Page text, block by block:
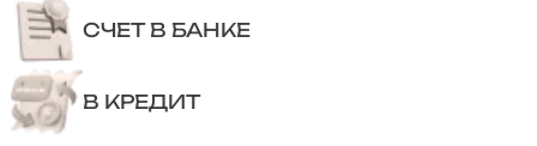
СЧЕТ В БАНКЕ
В КРЕДИТ